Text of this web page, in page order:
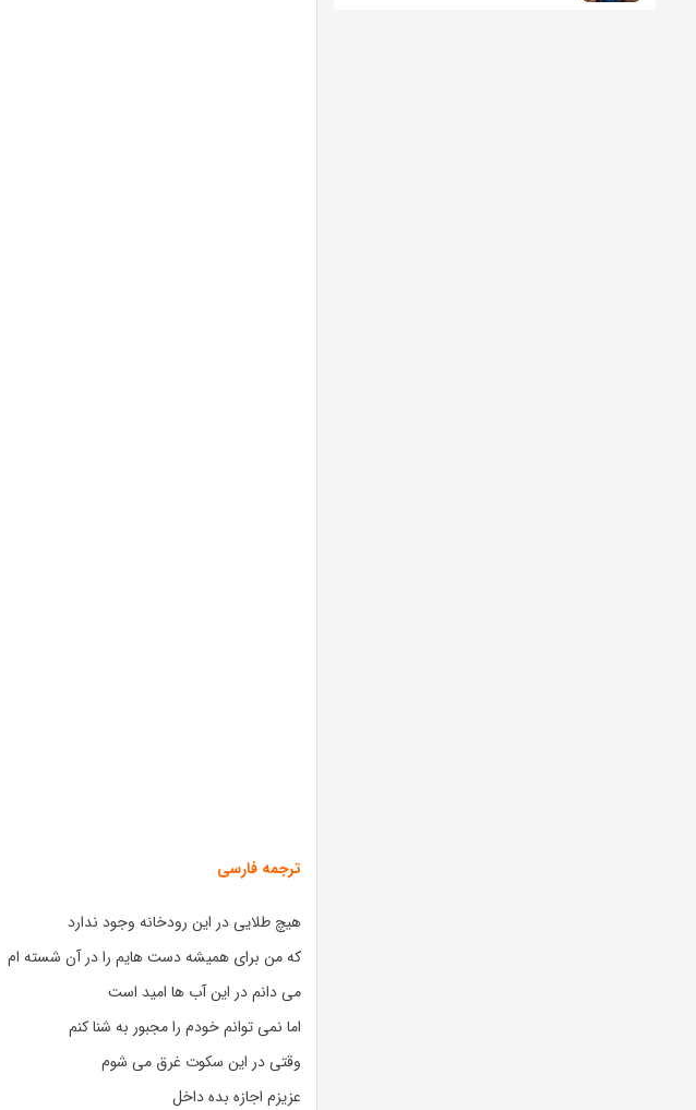
ترجمه فارسی
هیچ طلایی در این رودخانه وجود ندارد
که من برای همیشه دست هایم را در آن شسته ام
می دانم در این آب ها امید است
اما نمی توانم خودم را مجبور به شنا کنم
وقتی در این سکوت غرق می شوم
عزیزم اجازه بده داخل